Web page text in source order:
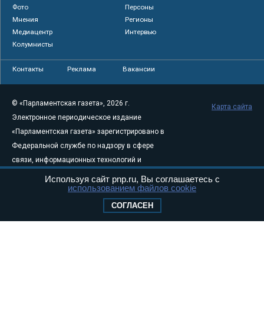
Фото
Персоны
Мнения
Регионы
Медиацентр
Интервью
Колумнисты
Контакты Реклама Вакансии
© «Парламентская газета», 2026 г.
Электронное периодическое издание
«Парламентская газета» зарегистрировано в
Федеральной службе по надзору в сфере
связи, информационных технологий и
массовых коммуникаций (Роскомнадзор) 05
августа 2011 года. 18+
Свидетельство о регистрации Эл № ФС77-
Карта сайта
Используя сайт pnp.ru, Вы соглашаетесь с
использованием файлов cookie
СОГЛАСЕН